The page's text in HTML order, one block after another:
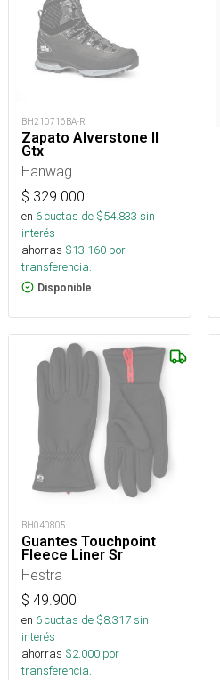
BH210716BA-R
Zapato Alverstone II
Gtx
Hanwag
$ 329.000
en 6cuotas de $54.833 sin
interés
ahorras $13.160 por
transferencia.
Disponible
BH040805
Guantes Touchpoint
Fleece Liner Sr
Hestra
$ 49.900
en 6cuotas de $8.317sin
interés
ahorras $2.000 por
transferencia.